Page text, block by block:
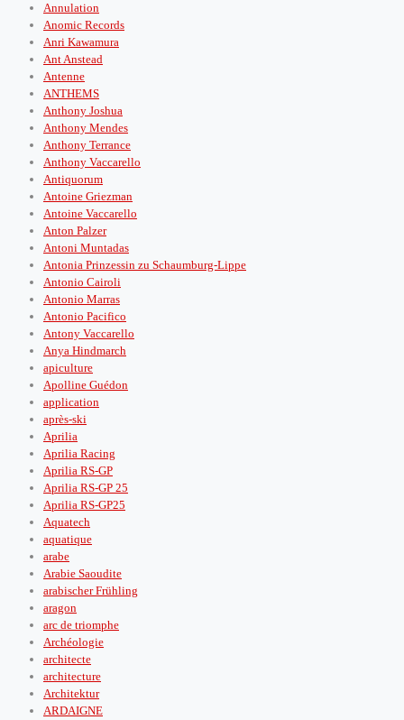
Annulation
Anomic Records
Anri Kawamura
Ant Anstead
Antenne
ANTHEMS
Anthony Joshua
Anthony Mendes
Anthony Terrance
Anthony Vaccarello
Antiquorum
Antoine Griezman
Antoine Vaccarello
Anton Palzer
Antoni Muntadas
Antonia Prinzessin zu Schaumburg-Lippe
Antonio Cairoli
Antonio Marras
Antonio Pacifico
Antony Vaccarello
Anya Hindmarch
apiculture
Apolline Guédon
application
après‑ski
Aprilia
Aprilia Racing
Aprilia RS-GP
Aprilia RS-GP 25
Aprilia RS-GP25
Aquatech
aquatique
arabe
Arabie Saoudite
arabischer Frühling
aragon
arc de triomphe
Archéologie
architecte
architecture
Architektur
ARDAIGNE